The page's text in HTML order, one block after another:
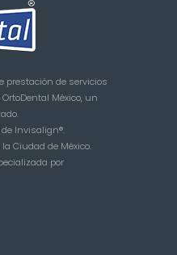
prestación de servicios
México, un
Invisalign®.
Ciudad de México.
por